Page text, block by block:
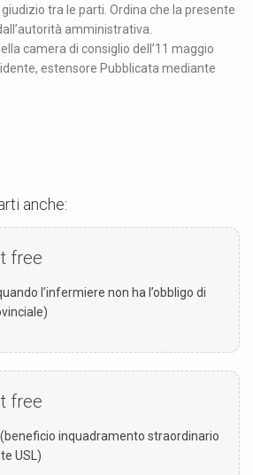
tra le parti. Ordina che la presente
amministrativa.
camera di consiglio dell’11 maggio
estensore Pubblicata mediante
anche:
free
l’infermiere non ha l’obbligo di
free
inquadramento straordinario
USL)